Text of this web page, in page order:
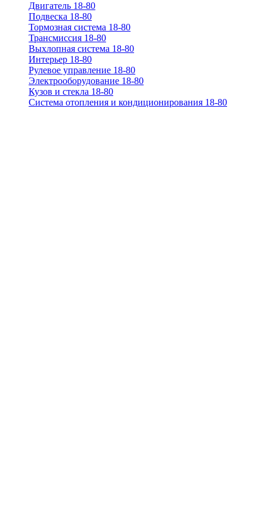
Двигатель 18-80
Подвеска 18-80
Тормозная система 18-80
Трансмиссия 18-80
Выхлопная система 18-80
Интерьер 18-80
Рулевое управление 18-80
Электрооборудование 18-80
Кузов и стекла 18-80
Система отопления и кондиционирования 18-80